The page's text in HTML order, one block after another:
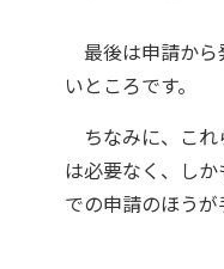
最後は申請から
いところです。
ちなみに、これ
は必要なく、し
での申請のほうが